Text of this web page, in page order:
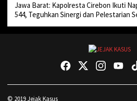
Jawa Barat: Kapolresta Cirebon Ikuti
544, Teguhkan Sinergi dan Pelestarian
© 2019 Jejak Kasus